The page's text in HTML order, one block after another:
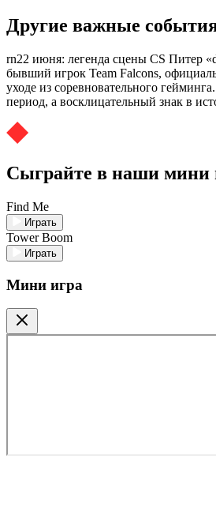
Другие важные
rn22 июня: легенда сцены CS Питер
бывший игрок Team Falcons,
уходе из соревновательного
период, а восклицательный знак в
Сыграйте в наши мини
Find Me
Играть
Tower Boom
Играть
Мини игра